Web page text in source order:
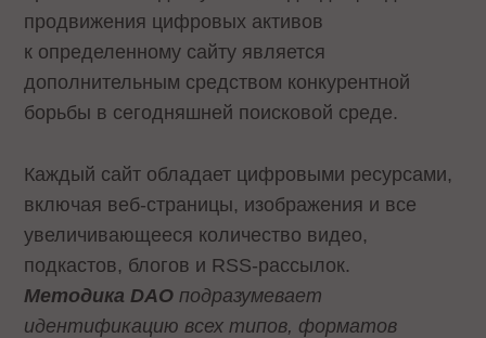
продвижения цифровых активов
к определенному сайту является
дополнительным средством конкурентной
борьбы в сегодняшней поисковой среде.
Каждый сайт обладает цифровыми ресурсами,
включая веб-страницы, изображения и все
увеличивающееся количество видео,
подкастов, блогов и RSS-рассылок.
Методика DAOподразумевает
идентификацию всех типов, форматов